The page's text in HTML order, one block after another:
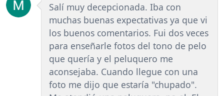
Salí muy decepcionada. Iba con
muchas buenas expectativas ya que vi
los buenos comentarios. Fui dos veces
para enseñarle fotos del tono de pelo
que quería y el peluquero me
aconsejaba. Cuando llegue con una
foto me dijo que estaría "chupado".